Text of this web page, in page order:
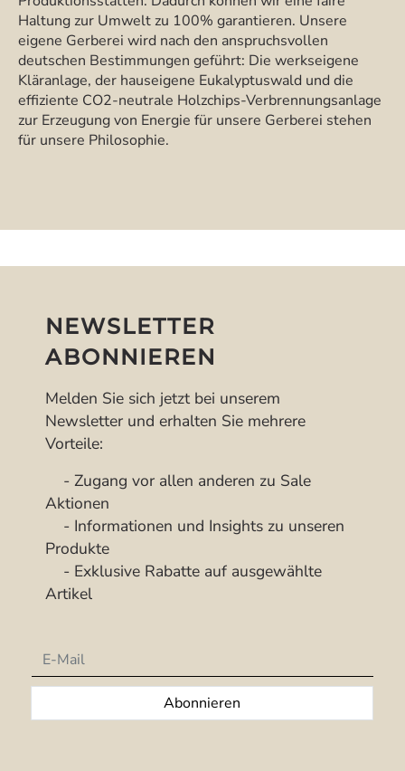
Haltung zur Umwelt zu 100% garantieren. Unsere
eigene Gerberei wird nach den anspruchsvollen
deutschen Bestimmungen geführt: Die werkseigene
Kläranlage, der hauseigene Eukalyptuswald und die
effiziente CO2-neutrale Holzchips-Verbrennungsanlage
zur Erzeugung von Energie für unsere Gerberei stehen
für unsere Philosophie.
NEWSLETTER
ABONNIEREN
Melden Sie sich jetzt bei unserem
Newsletter und erhalten Sie mehrere
Vorteile:
- Zugang vor allen anderen zu Sale
Aktionen
- Informationen und Insights zu unseren
Produkte
- Exklusive Rabatte auf ausgewählte
Artikel
Newsletter
Abonnieren